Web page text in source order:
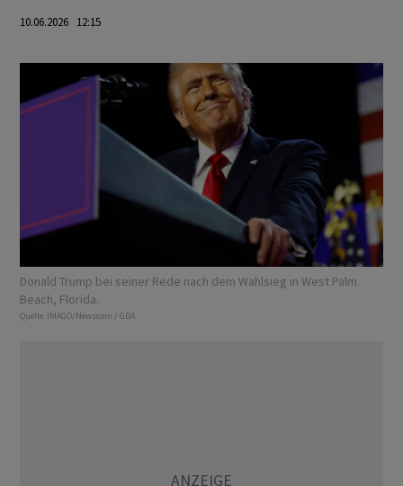
10.06.2026 12:15
Donald Trump bei seiner Rede nach dem Wahlsieg in West Palm
Beach, Florida.
Quelle: IMAGO/Newscom / GDA